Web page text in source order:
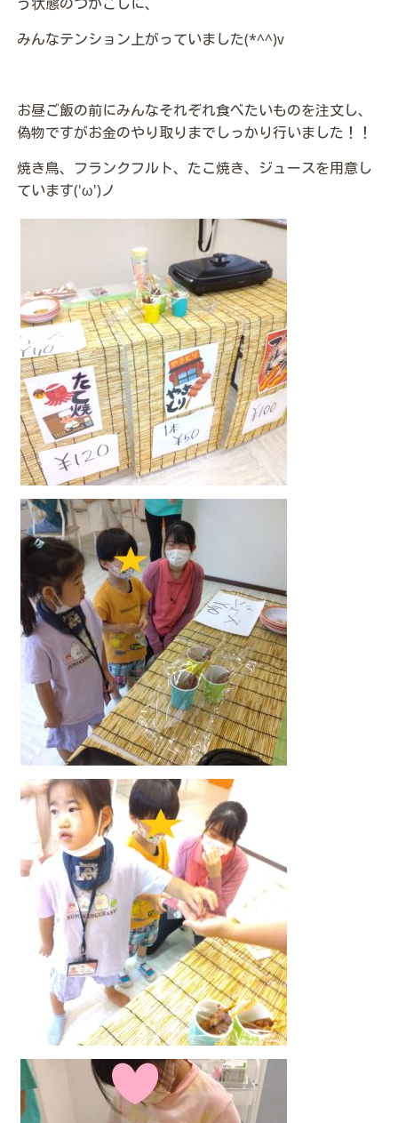
う状態のつかごしに、
みんなテンション上がっていました(*^^)v
お昼ご飯の前にみんなそれぞれ食べたいものを注文し、
偽物ですがお金のやり取りまでしっかり行いました！！
焼き鳥、フランクフルト、たこ焼き、ジュースを用意し
ています('ω')ノ